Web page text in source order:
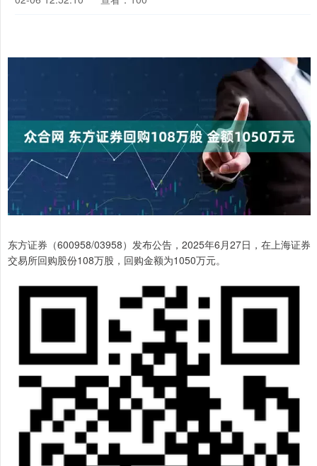
东方证券（600958/03958）发布公告，2025年6月27日，在上海证券
交易所回购股份108万股，回购金额为1050万元。